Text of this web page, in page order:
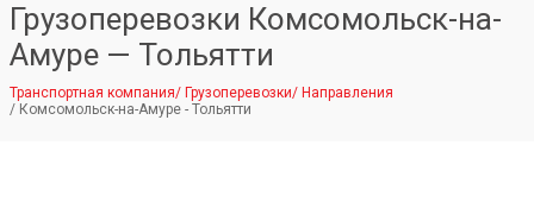
Грузоперевозки Комсомольск-на-
Амуре — Тольятти
Транспортная компания/ Грузоперевозки/ Направления
/ Комсомольск-на-Амуре - Тольятти